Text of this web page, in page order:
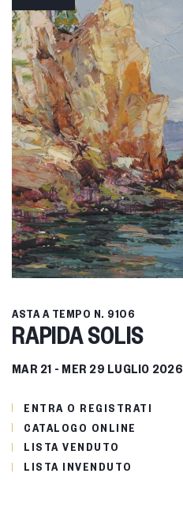
ASTA A TEMPO N. 9106
RAPIDA SOLIS
MAR 21 - MER 29 LUGLIO 2026
ENTRA O REGISTRATI
CATALOGO ONLINE
LISTA VENDUTO
LISTA INVENDUTO